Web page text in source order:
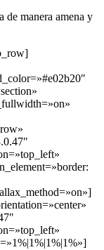
de manera amena y